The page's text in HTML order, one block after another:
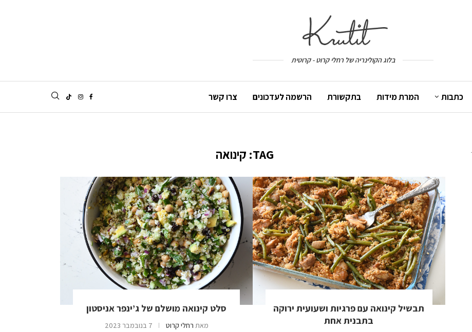
בלוג הקולינריה של רחלי קרוט - קרוטית
כתבות המרת מידות בתקשורת הרשמה לעדכונים צרו קשר
TAG: קינואה
תבשיל קינואה עם פרגיות ושעועית ירוקה
בתבנית אחת
סלט קינואה מושלם של ג’ינפר אניסטון
מאת רחלי קרוט 7 בנובמבר 2023